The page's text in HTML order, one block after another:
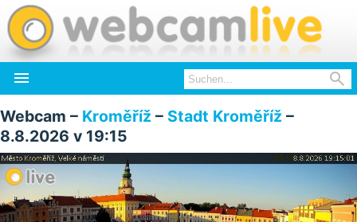
 
Webcam – Kroměříž – Stadt Kroměříž –
8.8.2026 v 19:15